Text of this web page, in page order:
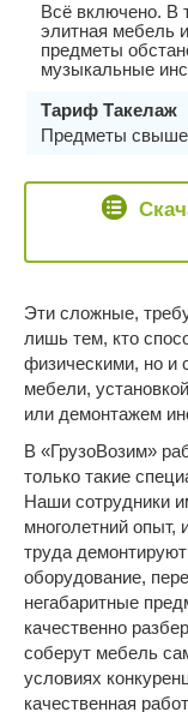
Всё включено. В
элитная мебель
предметы
музыкальные
Тариф Такелаж
Предметы свыше
Эти сложные,
лишь тем, кто
физическими, но и
мебели,
или демонтажем
В «ГрузоВозим»
только такие
Наши сотрудники
многолетний опыт,
труда
оборудование,
негабаритные
качественно
соберут мебель
условиях
качественная